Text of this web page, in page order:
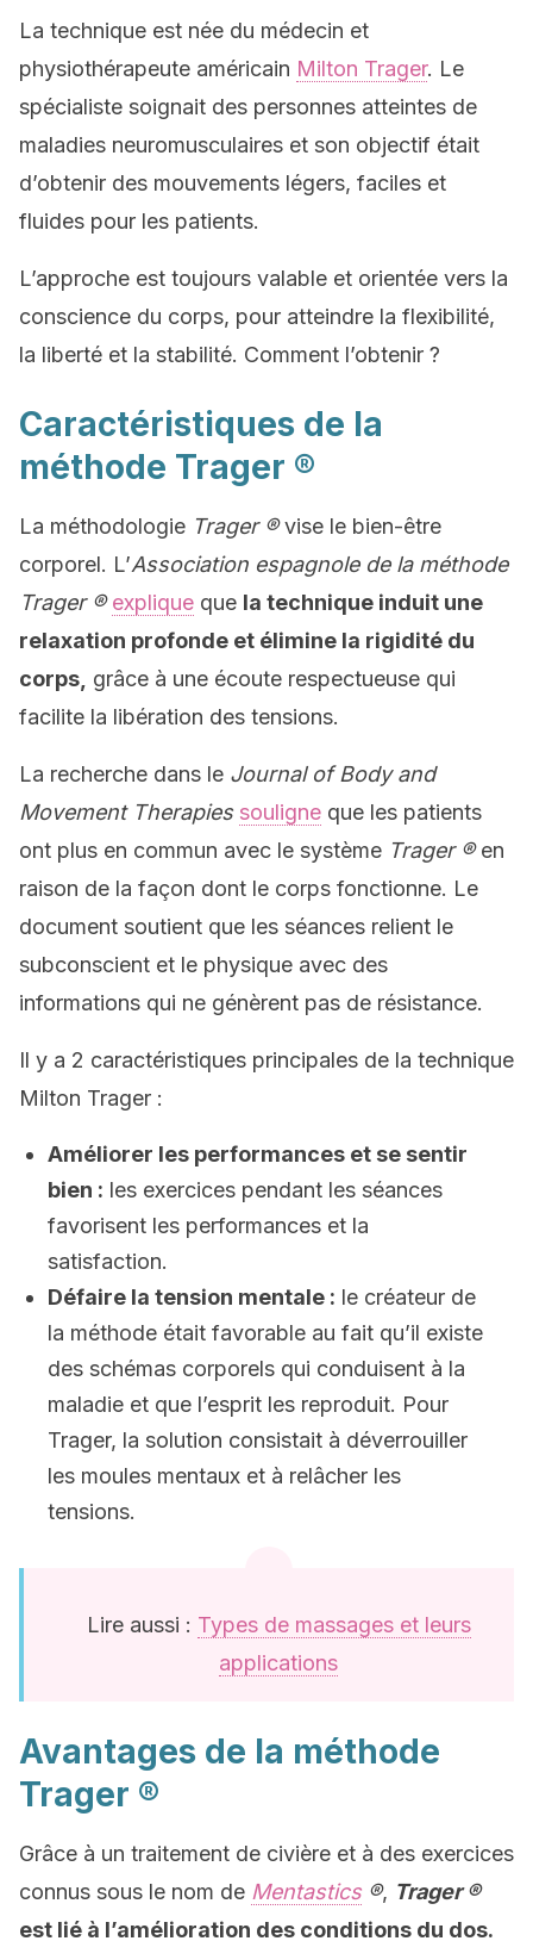
La technique est née du médecin et
physiothérapeute américain Milton Trager. Le
spécialiste soignait des personnes atteintes de
maladies neuromusculaires et son objectif était
d’obtenir des mouvements légers, faciles et
fluides pour les patients.
L’approche est toujours valable et orientée vers la
conscience du corps, pour atteindre la flexibilité,
la liberté et la stabilité. Comment l’obtenir ?
Caractéristiques de la
méthode Trager ®
La méthodologie Trager ®vise le bien-être
corporel. L’Association espagnole de la méthode
Trager ® explique que la technique induit une
relaxation profonde et élimine la rigidité du
corps, grâce à une écoute respectueuse qui
facilite la libération des tensions.
La recherche dans le Journal of Body and
Movement Therapies souligne que les patients
ont plus en commun avec le système Trager ®en
raison de la façon dont le corps fonctionne. Le
document soutient que les séances relient le
subconscient et le physique avec des
informations qui ne génèrent pas de résistance.
Il y a 2 caractéristiques principales de la technique
Milton Trager :
Améliorer les performances et se sentir
bien : les exercices pendant les séances
favorisent les performances et la
satisfaction.
Défaire la tension mentale : le créateur de
la méthode était favorable au fait qu’il existe
des schémas corporels qui conduisent à la
maladie et que l’esprit les reproduit. Pour
Trager, la solution consistait à déverrouiller
les moules mentaux et à relâcher les
tensions.
Lire aussi : Types de massages et leurs
applications
Avantages de la méthode
Trager ®
Grâce à un traitement de civière et à des exercices
connus sous le nom de Mentastics ®, Trager ®
est lié à l’amélioration des conditions du dos.